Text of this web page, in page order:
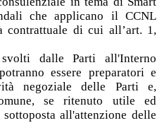
che applicano il CCNL
contrattuale di cui all’art. 1,
dalle Parti all'Interno
essere preparatori e
negoziale delle Parti e,
se ritenuto utile ed
all'attenzione delle